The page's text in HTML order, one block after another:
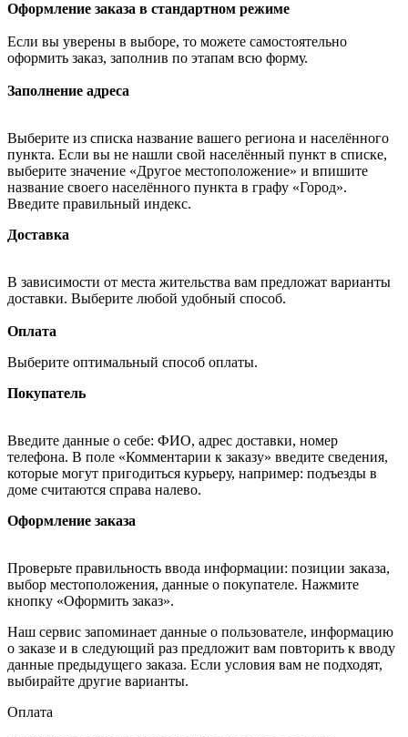
Оформление заказа в стандартном режиме
Если вы уверены в выборе, то можете самостоятельно
оформить заказ, заполнив по этапам всю форму.
Заполнение адреса
Выберите из списка название вашего региона и населённого
пункта. Если вы не нашли свой населённый пункт в списке,
выберите значение «Другое местоположение» и впишите
название своего населённого пункта в графу «Город».
Введите правильный индекс.
Доставка
В зависимости от места жительства вам предложат варианты
доставки. Выберите любой удобный способ.
Оплата
Выберите оптимальный способ оплаты.
Покупатель
Введите данные о себе: ФИО, адрес доставки, номер
телефона. В поле «Комментарии к заказу» введите сведения,
которые могут пригодиться курьеру, например: подъезды в
доме считаются справа налево.
Оформление заказа
Проверьте правильность ввода информации: позиции заказа,
выбор местоположения, данные о покупателе. Нажмите
кнопку «Оформить заказ».
Наш сервис запоминает данные о пользователе, информацию
о заказе и в следующий раз предложит вам повторить к вводу
данные предыдущего заказа. Если условия вам не подходят,
выбирайте другие варианты.
Оплата